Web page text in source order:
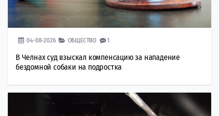
04-08-2026 ОБЩЕСТВО 1
В Челнах суд взыскал компенсацию за нападение
бездомной собаки на подростка